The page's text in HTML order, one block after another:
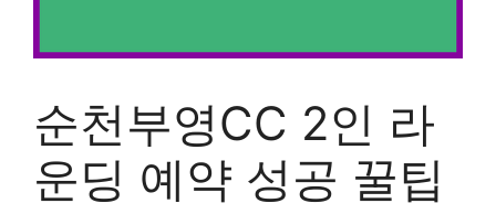
순천부영CC 2인 라
운딩 예약 성공 꿀팁